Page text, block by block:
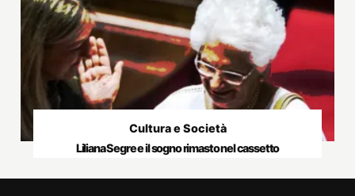
Cultura e Società
Liliana Segre e il sogno rimasto nel cassetto